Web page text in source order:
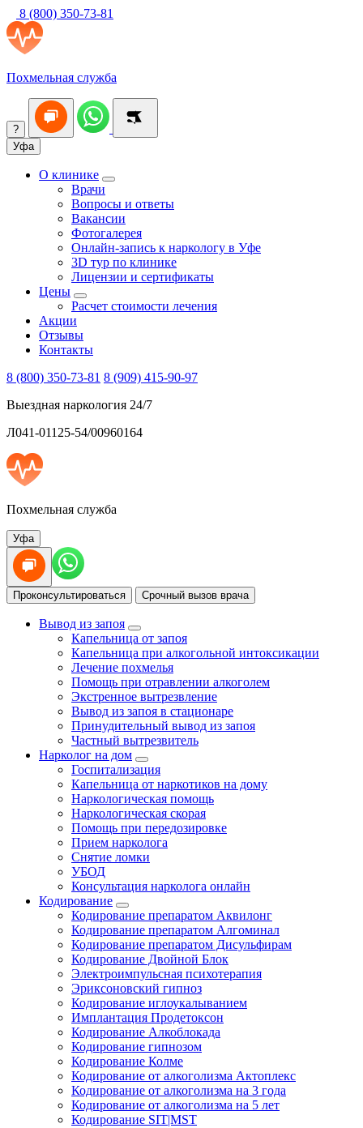
8 (800) 350-73-81
Похмельная служба
?
Уфа
О клинике
Врачи
Вопросы и ответы
Вакансии
Фотогалерея
Онлайн-запись к наркологу в Уфе
3D тур по клинике
Лицензии и сертификаты
Цены
Расчет стоимости лечения
Акции
Отзывы
Контакты
8 (800) 350-73-81 8 (909) 415-90-97
Выездная наркология 24/7
Л041-01125-54/00960164
Похмельная служба
Уфа
Проконсультироваться Срочный вызов врача
Вывод из запоя
Капельница от запоя
Капельница при алкогольной интоксикации
Лечение похмелья
Помощь при отравлении алкоголем
Экстренное вытрезвление
Вывод из запоя в стационаре
Принудительный вывод из запоя
Частный вытрезвитель
Нарколог на дом
Госпитализация
Капельница от наркотиков на дому
Наркологическая помощь
Наркологическая скорая
Помощь при передозировке
Прием нарколога
Снятие ломки
УБОД
Консультация нарколога онлайн
Кодирование
Кодирование препаратом Аквилонг
Кодирование препаратом Алгоминал
Кодирование препаратом Дисульфирам
Кодирование Двойной Блок
Электроимпульсная психотерапия
Эриксоновский гипноз
Кодирование иглоукалыванием
Имплантация Продетоксон
Кодирование Алкоблокада
Кодирование гипнозом
Кодирование Колме
Кодирование от алкоголизма Актоплекс
Кодирование от алкоголизма на 3 года
Кодирование от алкоголизма на 5 лет
Кодирование SIT|MST